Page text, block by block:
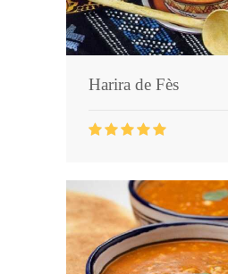
Harira de Fès